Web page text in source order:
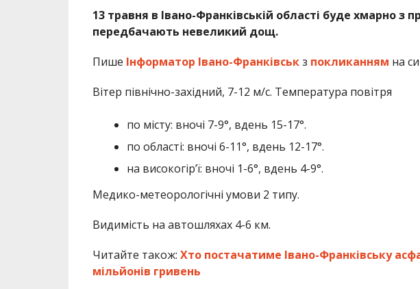
13 травня в Івано-Франківській області буде хмарно з
передбачають невеликий дощ.
Пише Інформатор Івано-Франківськз покликанням на
Вітер північно-західний, 7-12 м/с. Температура повітря
по місту: вночі 7-9°, вдень 15-17°.
по області: вночі 6-11°, вдень 12-17°.
на високогір’ї: вночі 1-6°, вдень 4-9°.
Медико-метеорологічні умови 2 типу.
Видимість на автошляхах 4-6 км.
Читайте також: Хто постачатиме Івано-Франківську
мільйонів гривень